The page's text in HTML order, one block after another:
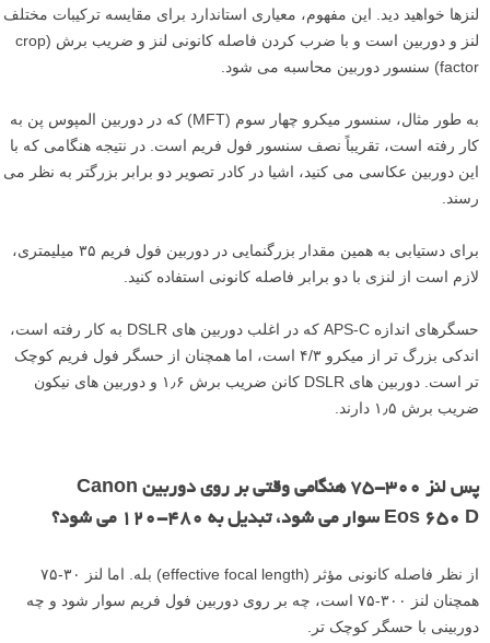
لنزها خواهید دید. این مفهوم، معیاری استاندارد برای مقایسه ترکیبات مختلف
لنز و دوربین است و با ضرب کردن فاصله کانونی لنز و ضریب برش (crop
factor) سنسور دوربین محاسبه می شود.
به طور مثال، سنسور میکرو چهار سوم (MFT) که در دوربین المپوس پن به
کار رفته است، تقریباً نصف سنسور فول فریم است. در نتیجه هنگامی که با
این دوربین عکاسی می کنید، اشیا در کادر تصویر دو برابر بزرگتر به نظر می
رسند.
برای دستیابی به همین مقدار بزرگنمایی در دوربین فول فریم ۳۵ میلیمتری،
لازم است از لنزی با دو برابر فاصله کانونی استفاده کنید.
حسگرهای اندازه APS-C که در اغلب دوربین های DSLR به کار رفته است،
اندکی بزرگ تر از میکرو ۴/۳ است، اما همچنان از حسگر فول فریم کوچک
تر است. دوربین های DSLR کانن ضریب برش ۱٫۶ و دوربین های نیکون
ضریب برش ۱٫۵ دارند.
پس لنز ۳۰۰-۷۵ هنگامی وقتی بر روی دوربین Canon
Eos 650 D سوار می شود، تبدیل به ۴۸۰-۱۲۰ می شود؟
از نظر فاصله کانونی مؤثر (effective focal length) بله. اما لنز ۳۰-۷۵
همچنان لنز ۳۰۰-۷۵ است، چه بر روی دوربین فول فریم سوار شود و چه
دوربینی با حسگر کوچک تر.